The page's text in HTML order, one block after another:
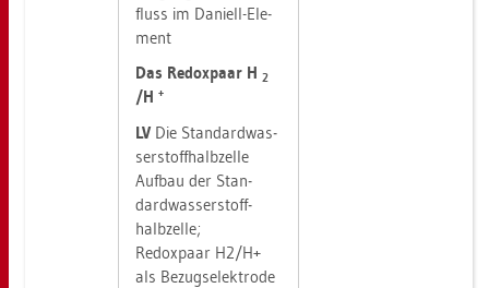
fluss im Da­ni­ell-Ele­
ment
Das Re­dox­paar H 2
/H +
LV Die Stan­dard­was­
ser­stoff­halb­zel­le
Auf­bau der Stan­
dard­was­ser­stoff­
halb­zel­le;
Re­dox­paar H2/H+
als Be­zug­s­elek­tro­de